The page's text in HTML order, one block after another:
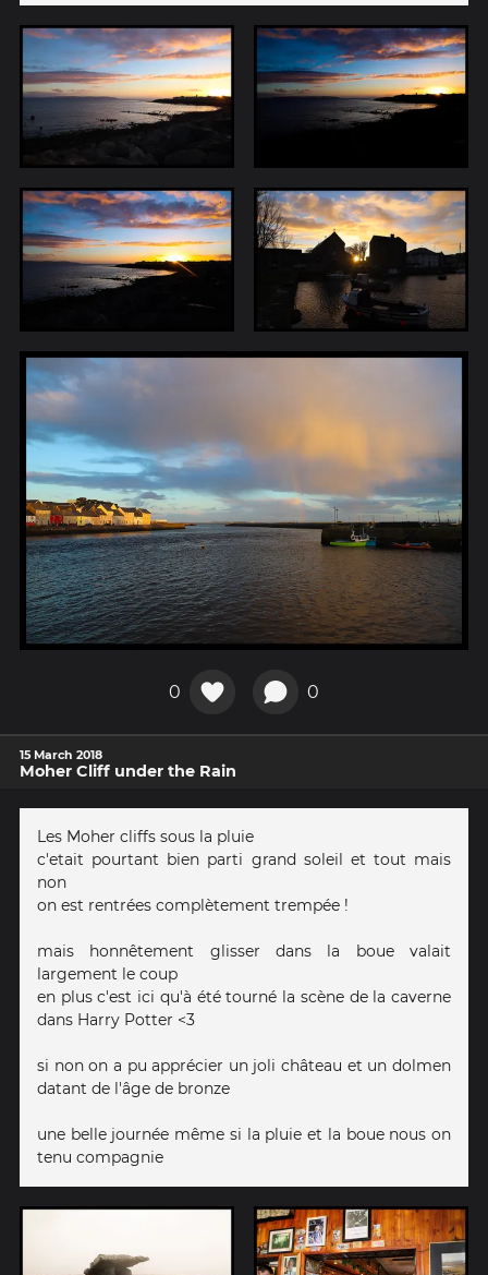
0 0
15 March 2018
Moher Cliff under the Rain
Les Moher cliffs sous la pluie
c'etait pourtant bien parti grand soleil et tout mais
non
on est rentrées complètement trempée !
mais honnêtement glisser dans la boue valait
largement le coup
en plus c'est ici qu'à été tourné la scène de la caverne
dans Harry Potter <3
si non on a pu apprécier un joli château et un dolmen
datant de l'âge de bronze
une belle journée même si la pluie et la boue nous on
tenu compagnie